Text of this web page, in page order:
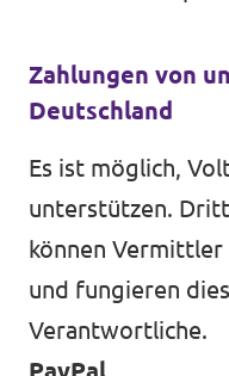
Zahlungen von
Deutschland
Es ist möglich,
unterstützen.
können Vermittler
und fungieren
Verantwortliche.